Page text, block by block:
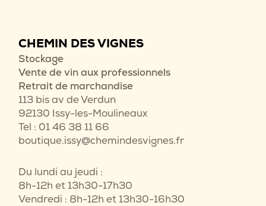
CHEMIN DES VIGNES
Stockage
Vente de vin aux professionnels
Retrait de marchandise
113 bis av de Verdun
92130 Issy-les-Moulineaux
Tel : 01 46 38 11 66
boutique.issy@chemindesvignes.fr
Du lundi au jeudi :
8h-12h et 13h30-17h30
Vendredi : 8h-12h et 13h30-16h30